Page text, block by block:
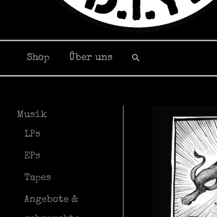
Shop Über uns Suchen
Musik
LPs
EPs
Tapes
Angebote &